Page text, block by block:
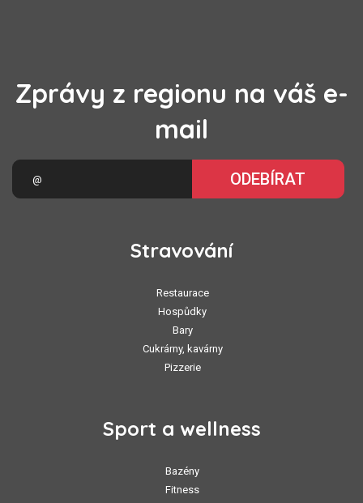
Zprávy z regionu na váš e-
mail
ODEBÍRAT
Stravování
Restaurace
Hospůdky
Bary
Cukrárny, kavárny
Pizzerie
Sport a wellness
Bazény
Fitness